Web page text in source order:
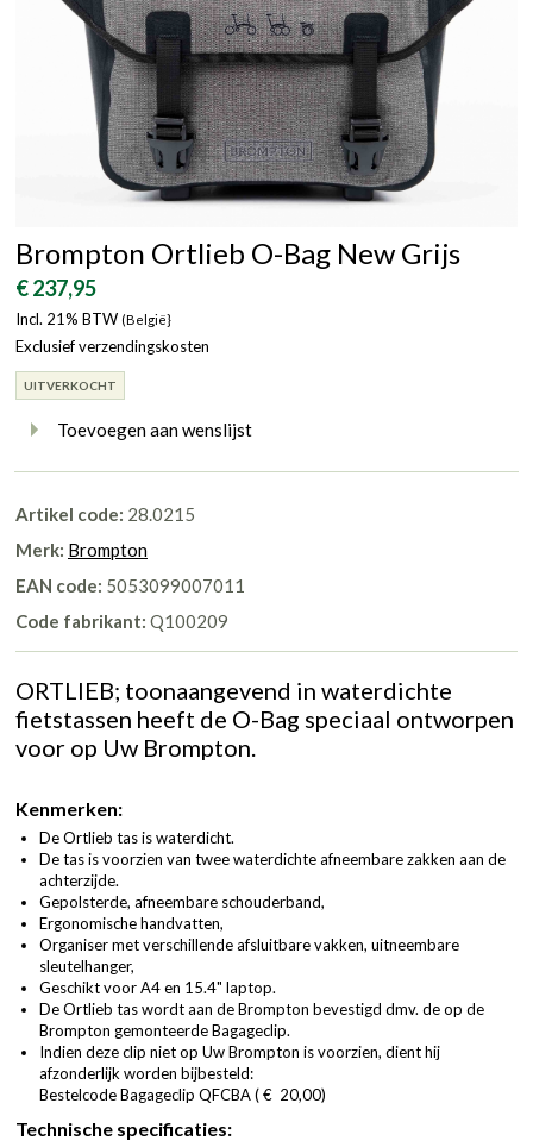
Brompton Ortlieb O-Bag New Grijs
€ 237,95
Incl. 21% BTW (België}
Exclusief verzendingskosten
UITVERKOCHT
Toevoegen aan wenslijst
Artikel code: 28.0215
Merk: Brompton
EAN code: 5053099007011
Code fabrikant: Q100209
ORTLIEB; toonaangevend in waterdichte
fietstassen heeft de O-Bag speciaal ontworpen
voor op Uw Brompton.
Kenmerken:
De Ortlieb tas is waterdicht.
De tas is voorzien van twee waterdichte afneembare zakken aan de
achterzijde.
Gepolsterde, afneembare schouderband,
Ergonomische handvatten,
Organiser met verschillende afsluitbare vakken, uitneembare
sleutelhanger,
Geschikt voor A4 en 15.4" laptop.
De Ortlieb tas wordt aan de Brompton bevestigd dmv. de op de
Brompton gemonteerde Bagageclip.
Indien deze clip niet op Uw Brompton is voorzien, dient hij
afzonderlijk worden bijbesteld:
Bestelcode Bagageclip QFCBA ( € 20,00)
Technische specificaties: